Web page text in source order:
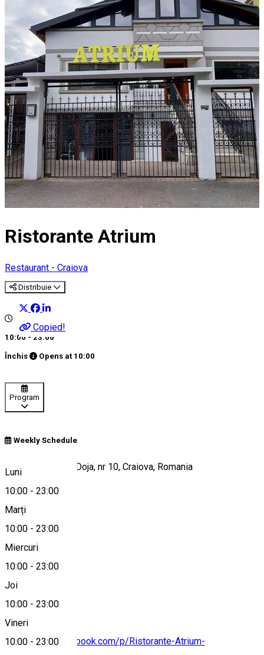
Ristorante Atrium
Restaurant - Craiova
Distribuie
Copied!
10:00 - 23:00
Închis Opens at 10:00
Program
Weekly Schedule
Luni
10:00 - 23:00
Marți
10:00 - 23:00
Miercuri
10:00 - 23:00
Joi
10:00 - 23:00
Vineri
10:00 - 23:00
Strada Gheorghe Doja, nr 10, Craiova, Romania
Hartă
https://www.facebook.com/p/Ristorante-Atrium-